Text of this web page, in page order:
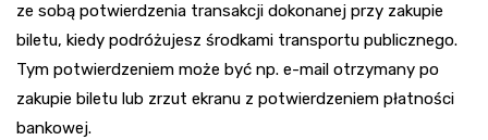
ze sobą potwierdzenia transakcji dokonanej przy zakupie
biletu, kiedy podróżujesz środkami transportu publicznego.
Tym potwierdzeniem może być np. e-mail otrzymany po
zakupie biletu lub zrzut ekranu z potwierdzeniem płatności
bankowej.